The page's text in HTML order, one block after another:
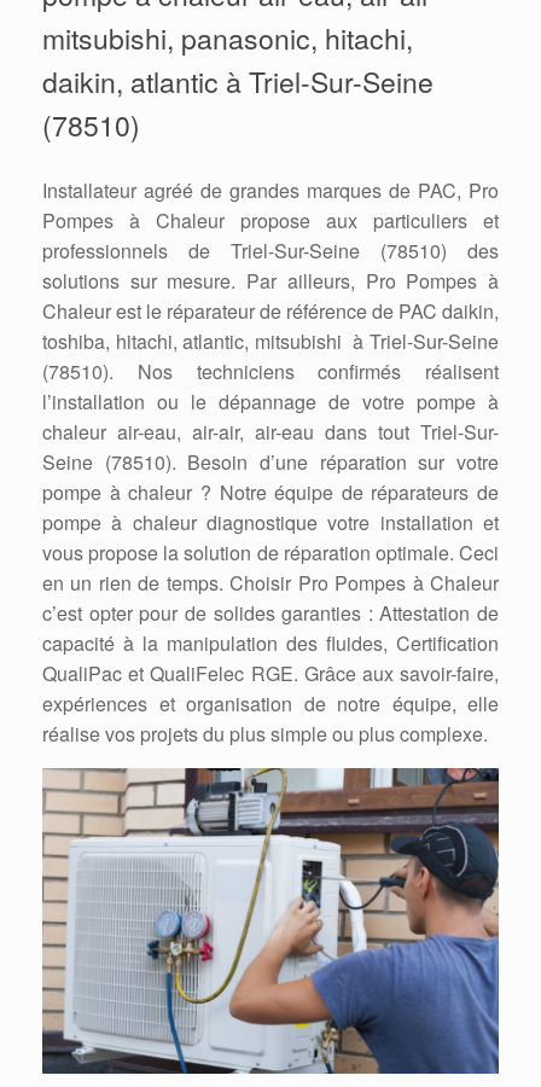
mitsubishi, panasonic, hitachi,
daikin, atlantic à Triel-Sur-Seine
(78510)
Installateur agréé de grandes marques de PAC, Pro
Pompes à Chaleur propose aux particuliers et
professionnels de Triel-Sur-Seine (78510) des
solutions sur mesure. Par ailleurs, Pro Pompes à
Chaleur est le réparateur de référence de PAC daikin,
toshiba, hitachi, atlantic, mitsubishi à Triel-Sur-Seine
(78510). Nos techniciens confirmés réalisent
l’installation ou le dépannage de votre pompe à
chaleur air-eau, air-air, air-eau dans tout Triel-Sur-
Seine (78510). Besoin d’une réparation sur votre
pompe à chaleur ? Notre équipe de réparateurs de
pompe à chaleur diagnostique votre installation et
vous propose la solution de réparation optimale. Ceci
en un rien de temps. Choisir Pro Pompes à Chaleur
c’est opter pour de solides garanties : Attestation de
capacité à la manipulation des fluides, Certification
QualiPac et QualiFelec RGE. Grâce aux savoir-faire,
expériences et organisation de notre équipe, elle
réalise vos projets du plus simple ou plus complexe.